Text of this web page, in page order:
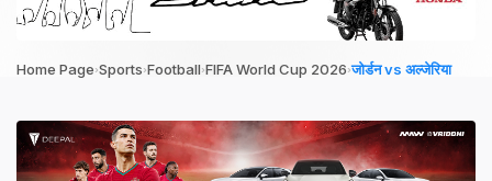
Home Page›Sports›Football›FIFA World Cup 2026›जोर्डन vs अल्जेरिया